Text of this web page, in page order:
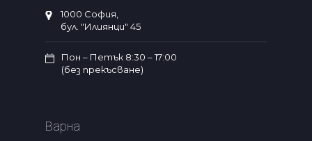
1000 София,
бул. "Илиянци" 45
Пон – Петък 8:30 – 17:00
(без прекъсване)
Варна